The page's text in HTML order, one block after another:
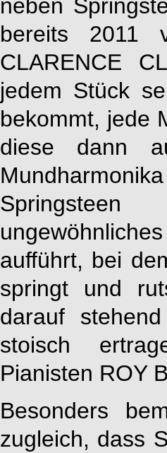
neben
bereits 2011
CLARENCE
jedem Stück
bekommt, jede
diese dann
aufführt, bei
springt und
darauf
stoisch
Pianisten ROY
Besonders
zugleich, dass